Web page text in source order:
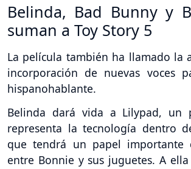
Belinda, Bad Bunny y
suman a Toy Story 5
La película también ha llamado la
incorporación de nuevas voces
hispanohablante.
Belinda dará vida a Lilypad, un
representa la tecnología dentro
que tendrá un papel importante
entre Bonnie y sus juguetes. A